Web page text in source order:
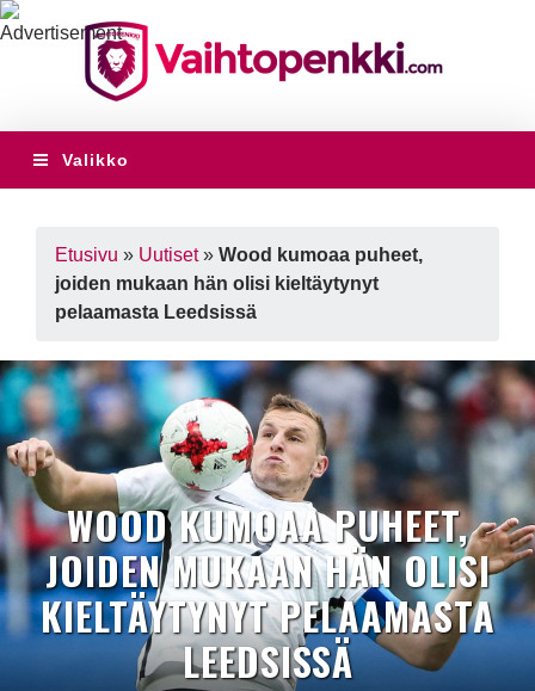
Valikko
Etusivu » Uutiset» Wood kumoaa puheet,
joiden mukaan hän olisi kieltäytynyt
pelaamasta Leedsissä
WOOD KUMOAA PUHEET,
JOIDEN MUKAAN HÄN OLISI
KIELTÄYTYNYT PELAAMASTA
LEEDSISSÄ